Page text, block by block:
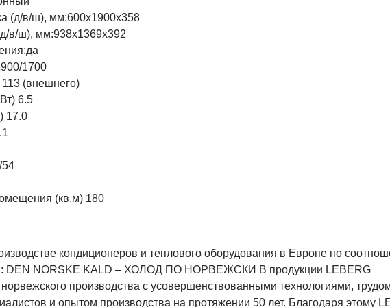
(д/в/ш), мм:600x1900x358
в/ш), мм:938x1369x392
1700
113 (внешнего)
6.5
17.0
54
(кв.м) 180
кондиционеров и теплового оборудования в Европе по
DEN NORSKE KALD – ХОЛОД ПО НОРВЕЖСКИ В продукции LEBERG
производства с усовершенствованными технологиями,
и опытом производства на протяжении 50 лет. Благодаря этому